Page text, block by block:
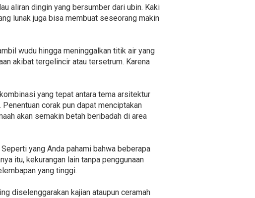
aliran dingin yang bersumber dari ubin. Kaki
lunak juga bisa membuat seseorang makin
wudu hingga meninggalkan titik air yang
akibat tergelincir atau tersetrum. Karena
yang tepat antara tema arsitektur
corak pun dapat menciptakan
akan semakin betah beribadah di area
yang Anda pahami bahwa beberapa
itu, kekurangan lain tanpa penggunaan
yang tinggi.
diselenggarakan kajian ataupun ceramah